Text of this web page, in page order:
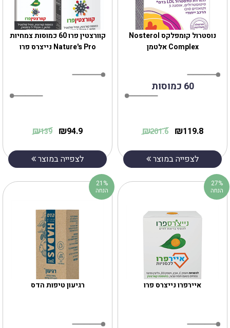
‎קוורצטין פרו 60 כמוסות צמחיות
Nature's Pro נייצרס פרו
94.9
₪
139
₪
לצפייה במוצר
נוסטרול קומפלקס Nosterol
Complex אלטמן
60 כמוסות
119.8
₪
201.6
₪
לצפייה במוצר
רגיעון טיפות הדס
21%
הנחה
27%
הנחה